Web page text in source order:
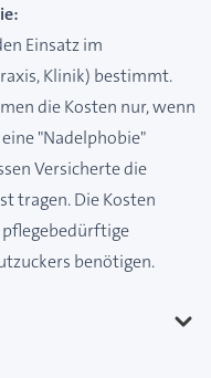
Einsatz im
Klinik) bestimmt.
die Kosten nur, wenn
"Nadelphobie"
Versicherte die
tragen. Die Kosten
benötigen.